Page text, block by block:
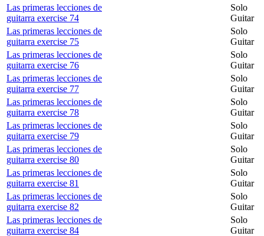
Las primeras lecciones de
guitarra exercise 74
Solo
Guitar
Las primeras lecciones de
guitarra exercise 75
Solo
Guitar
Las primeras lecciones de
guitarra exercise 76
Solo
Guitar
Las primeras lecciones de
guitarra exercise 77
Solo
Guitar
Las primeras lecciones de
guitarra exercise 78
Solo
Guitar
Las primeras lecciones de
guitarra exercise 79
Solo
Guitar
Las primeras lecciones de
guitarra exercise 80
Solo
Guitar
Las primeras lecciones de
guitarra exercise 81
Solo
Guitar
Las primeras lecciones de
guitarra exercise 82
Solo
Guitar
Las primeras lecciones de
guitarra exercise 84
Solo
Guitar